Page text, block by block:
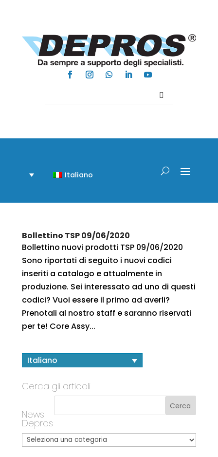
Italiano
Bollettino TSP 09/06/2020
Bollettino nuovi prodotti TSP 09/06/2020
Sono riportati di seguito i nuovi codici
inseriti a catalogo e attualmente in
produzione. Sei interessato ad uno di questi
codici? Vuoi essere il primo ad averli?
Prenotali al nostro staff e saranno riservati
per te! Core Assy...
Italiano
Cerca gli articoli
News
Depros